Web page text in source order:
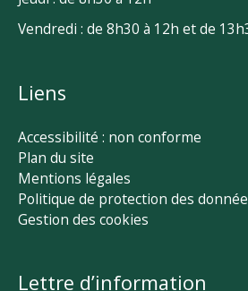
Vendredi : de 8h30 à 12h et de
Liens
Accessibilité : non conforme
Plan du site
Mentions légales
Politique de protection des
Gestion des cookies
Lettre d’information